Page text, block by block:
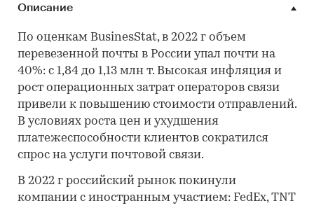
Описание
По оценкам BusinesStat, в 2022 г объем
перевезенной почты в России упал почти на
40%: с 1,84 до 1,13 млн т. Высокая инфляция и
рост операционных затрат операторов связи
привели к повышению стоимости отправлений.
В условиях роста цен и ухудшения
платежеспособности клиентов сократился
спрос на услуги почтовой связи.
В 2022 г российский рынок покинули
компании с иностранным участием: FedEx, TNT